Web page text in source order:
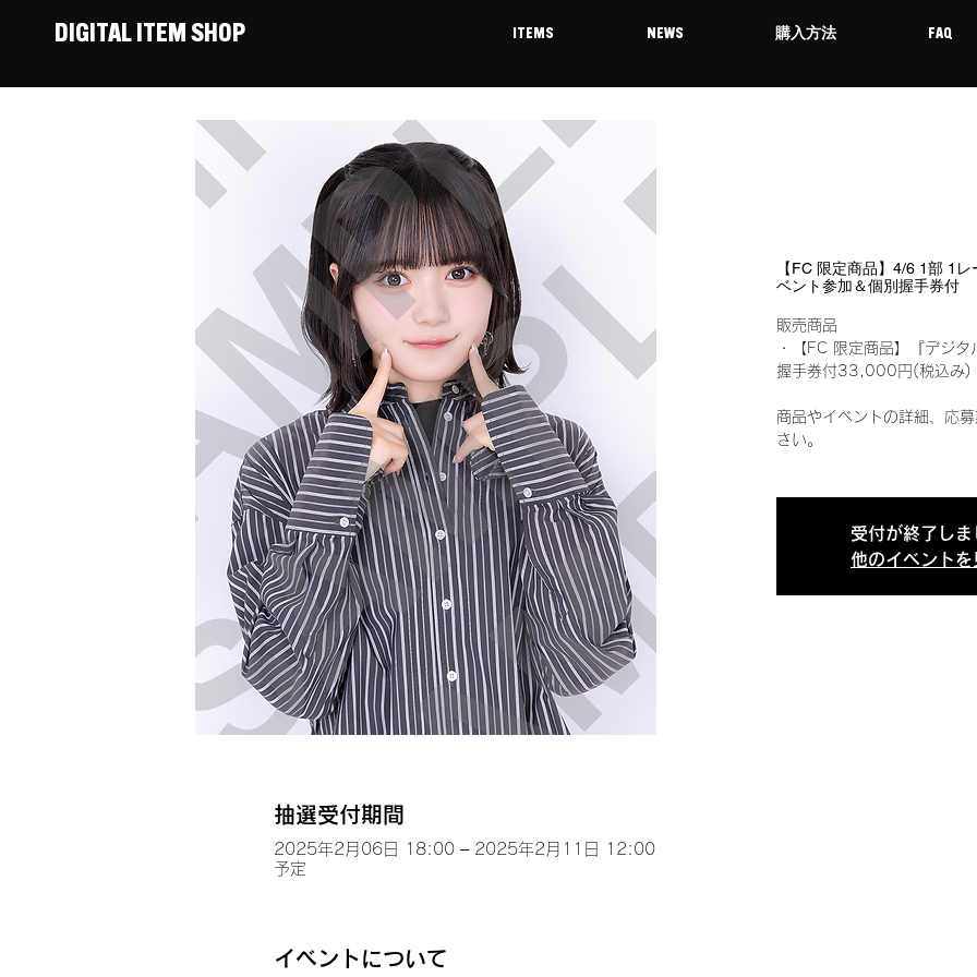
DIGITAL ITEM SHOP ITEMS NEWS 購入方法 FAQ
【FC 限定商品】4/6 1部 1
ベント参加＆個別握手券付
販売商品
・【FC 限定商品】『デジ
握手券付33,000円(税込
商品やイベントの詳細、応
さい。
受付が終了しま
他のイベントを
抽選受付期間
2025年2月06日 18:00 – 2025年2月11日 12:00
予定
イベントについて